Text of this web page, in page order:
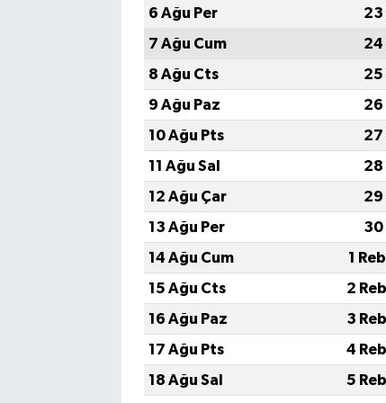
6 Ağu Per
23
7 Ağu Cum
24
8 Ağu Cts
25
9 Ağu Paz
26
10 Ağu Pts
27
11 Ağu Sal
28
12 Ağu Çar
29
13 Ağu Per
30
14 Ağu Cum
1
15 Ağu Cts
2
16 Ağu Paz
3
17 Ağu Pts
4
18 Ağu Sal
5